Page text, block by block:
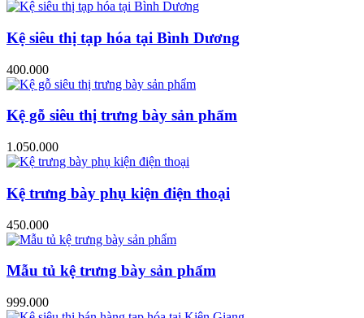
Kệ siêu thị tạp hóa tại Bình Dương
400.000
Kệ gỗ siêu thị trưng bày sản phẩm
1.050.000
Kệ trưng bày phụ kiện điện thoại
450.000
Mẫu tủ kệ trưng bày sản phẩm
999.000